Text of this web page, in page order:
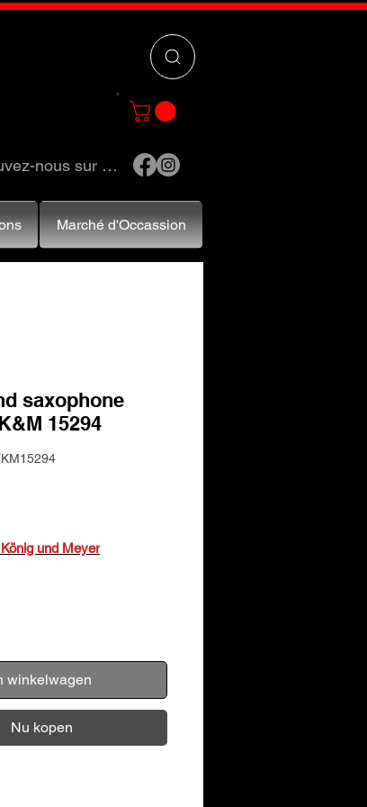
nous sur …
saxophone
15294
und Meyer
winkelwagen
Nu kopen
Marché d'Occassion